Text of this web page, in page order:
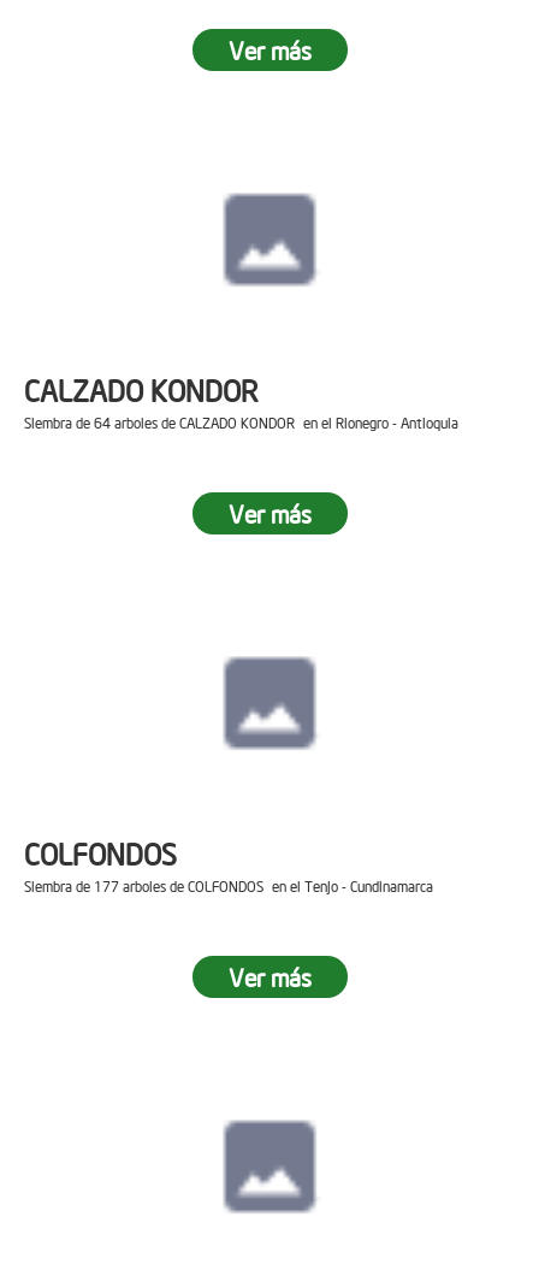
Ver más
CALZADO KONDOR
Siembra de 64 arboles de CALZADO KONDOR en el Rionegro - Antioquia
Ver más
COLFONDOS
Siembra de 177 arboles de COLFONDOS en el Tenjo - Cundinamarca
Ver más